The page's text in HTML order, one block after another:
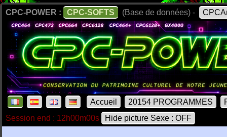
CPC-POWER : CPC-SOFTS (Base de données) -
Accueil 20154 PROGRAMMES
Session end : 12h00m00s
Hide picture Sexe : OFF